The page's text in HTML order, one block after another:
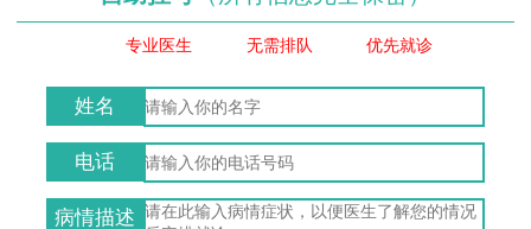
专业医生 无需排队 优先就诊
姓名
电话
病情描述